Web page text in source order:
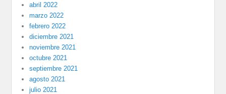
abril 2022
marzo 2022
febrero 2022
diciembre 2021
noviembre 2021
octubre 2021
septiembre 2021
agosto 2021
julio 2021